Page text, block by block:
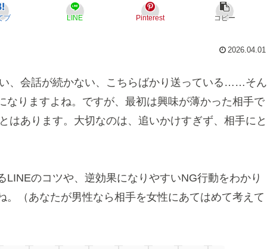
ブ LINE Pinterest コピー
2026.04.01
、会話が続かない、こちらばかり送っている……そん
なりますよね。ですが、最初は興味が薄かった相手で
はあります。大切なのは、追いかけすぎず、相手にと
のコツや、逆効果になりやすいNG行動をわかり
（あなたが男性なら相手を女性にあてはめて考えて